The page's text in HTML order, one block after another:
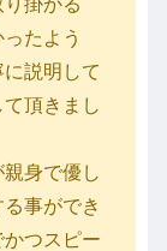
たよう
説明して
頂きまし
身で優し
事ができ
つスピー